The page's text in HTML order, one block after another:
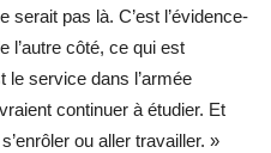
serait pas là. C’est l’évidence-
l’autre côté, ce qui est
le service dans l’armée
continuer à étudier. Et
ou aller travailler. »